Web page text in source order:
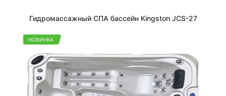
Гидромассажный СПА бассейн Kingston JCS-27
НОВИНКА